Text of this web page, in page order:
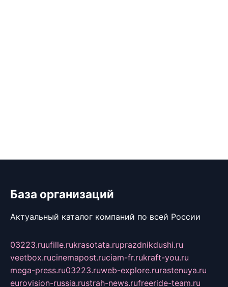
База организаций
Актуальный каталог компаний по всей России
03223.ruufille.rukrasotata.ruprazdnikdushi.ru
veetbox.rucinemapost.ruciam-fr.rukraft-you.ru
mega-press.ru03223.ruweb-explore.rurastenuya.ru
eurovision-russia.rustrah-news.rufreeride-team.ru